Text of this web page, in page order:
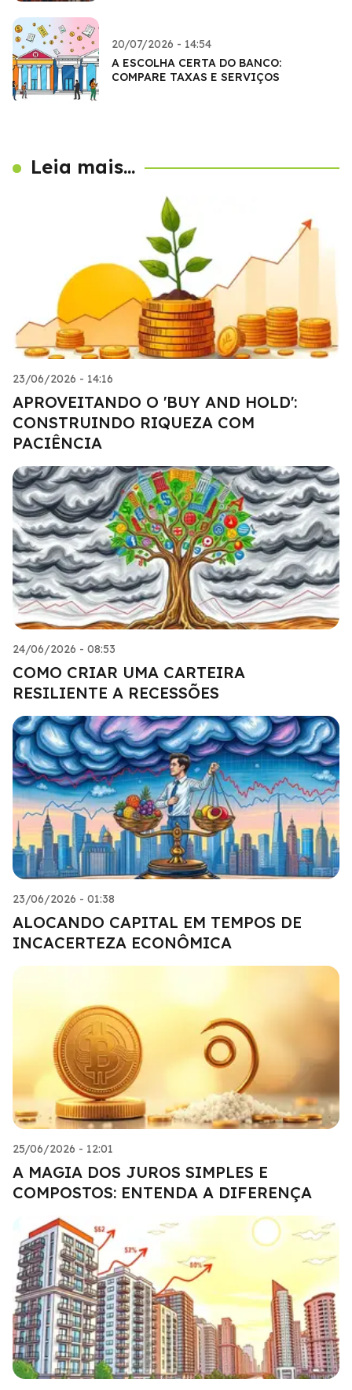
20/07/2026 - 14:54
A ESCOLHA CERTA DO BANCO:
COMPARE TAXAS E SERVIÇOS
Leia mais...
23/06/2026 - 14:16
APROVEITANDO O 'BUY AND HOLD':
CONSTRUINDO RIQUEZA COM
PACIÊNCIA
24/06/2026 - 08:53
COMO CRIAR UMA CARTEIRA
RESILIENTE A RECESSÕES
23/06/2026 - 01:38
ALOCANDO CAPITAL EM TEMPOS DE
INCACERTEZA ECONÔMICA
25/06/2026 - 12:01
A MAGIA DOS JUROS SIMPLES E
COMPOSTOS: ENTENDA A DIFERENÇA